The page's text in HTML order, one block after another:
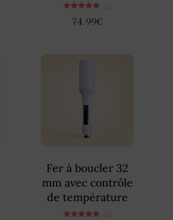
5.00
(1)
74.99€
Fer à boucler 32
mm avec contrôle
de température
(1)